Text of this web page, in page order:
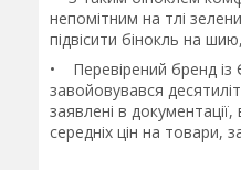
непомітним на тлі
підвісити бінокль на
• Перевірений бренд із
завойовувався
заявлені в
середніх цін на товари,